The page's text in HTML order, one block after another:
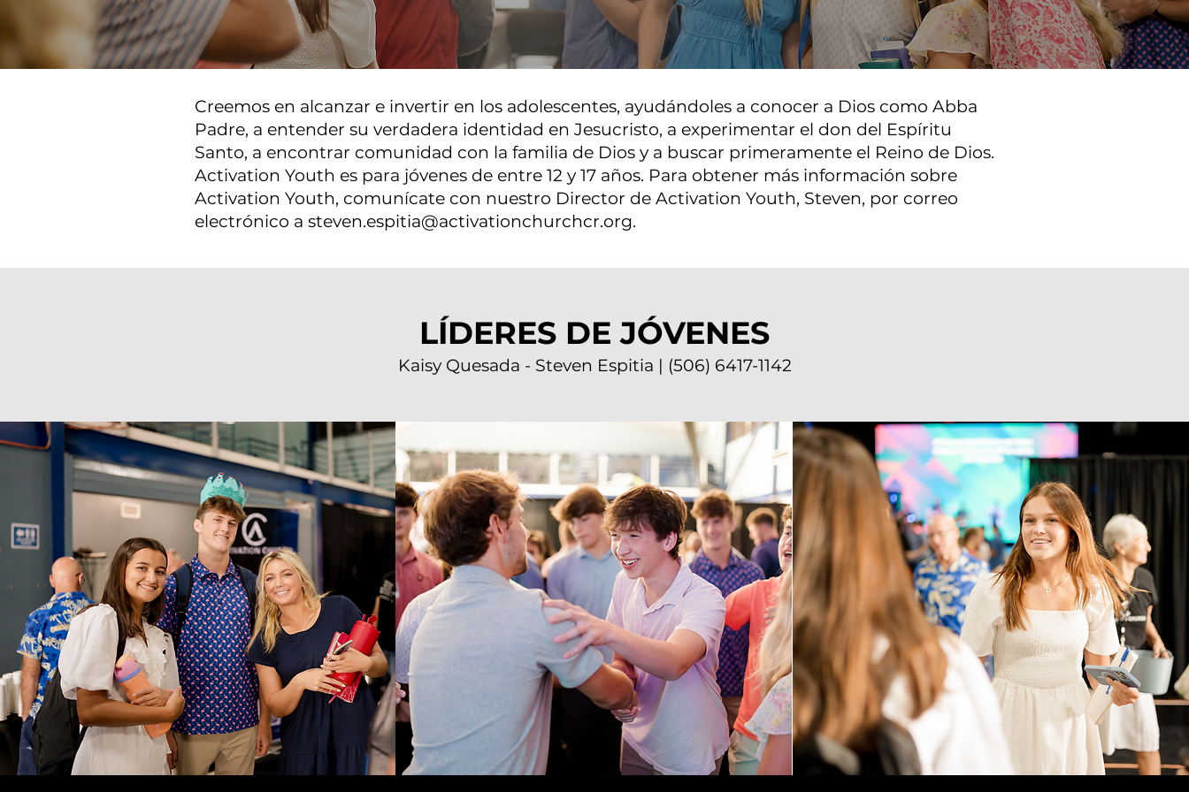
Creemos en alcanzar e invertir en los adolescentes, ayudándoles a conocer a Dios como Abba
Padre, a entender su verdadera identidad en Jesucristo, a experimentar el don del Espíritu
Santo, a encontrar comunidad con la familia de Dios y a buscar primeramente el Reino de Dios.
Activation Youth es para jóvenes de entre 12 y 17 años. Para obtener más información sobre
Activation Youth, comunícate con nuestro Director de Activation Youth, Steven, por correo
electrónico a steven.espitia@activationchurchcr.org.
LÍDERES DE JÓVENES
Kaisy Quesada - Steven Espitia | (506) 6417-1142